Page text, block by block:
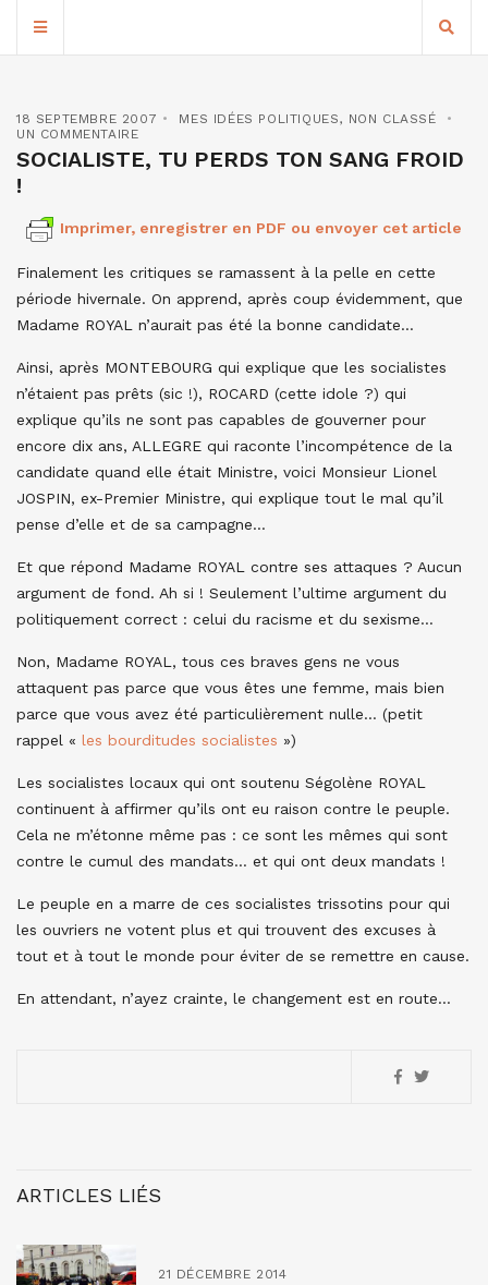
18 SEPTEMBRE 2007 MES IDÉES POLITIQUES, NON CLASSÉ
UN COMMENTAIRE
SOCIALISTE, TU PERDS TON SANG FROID
!
Imprimer, enregistrer en PDF ou envoyer cet article
Finalement les critiques se ramassent à la pelle en cette
période hivernale. On apprend, après coup évidemment, que
Madame ROYAL n’aurait pas été la bonne candidate…
Ainsi, après MONTEBOURG qui explique que les socialistes
n’étaient pas prêts (sic !), ROCARD (cette idole ?) qui
explique qu’ils ne sont pas capables de gouverner pour
encore dix ans, ALLEGRE qui raconte l’incompétence de la
candidate quand elle était Ministre, voici Monsieur Lionel
JOSPIN, ex-Premier Ministre, qui explique tout le mal qu’il
pense d’elle et de sa campagne…
Et que répond Madame ROYAL contre ses attaques ? Aucun
argument de fond. Ah si ! Seulement l’ultime argument du
politiquement correct : celui du racisme et du sexisme…
Non, Madame ROYAL, tous ces braves gens ne vous
attaquent pas parce que vous êtes une femme, mais bien
parce que vous avez été particulièrement nulle… (petit
rappel « les bourditudes socialistes »)
Les socialistes locaux qui ont soutenu Ségolène ROYAL
continuent à affirmer qu’ils ont eu raison contre le peuple.
Cela ne m’étonne même pas : ce sont les mêmes qui sont
contre le cumul des mandats… et qui ont deux mandats !
Le peuple en a marre de ces socialistes trissotins pour qui
les ouvriers ne votent plus et qui trouvent des excuses à
tout et à tout le monde pour éviter de se remettre en cause.
En attendant, n’ayez crainte, le changement est en route…
ARTICLES LIÉS
21 DÉCEMBRE 2014